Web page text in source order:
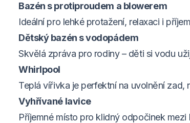
Bazén s protiproudem a blowerem
Ideální pro lehké protažení, relaxaci i
Dětský bazén s vodopádem
Skvělá zpráva pro rodiny – děti si vodu
Whirlpool
Teplá vířivka je perfektní na uvolnění zad,
Vyhřívané lavice
Příjemné místo pro klidný odpočinek mezi